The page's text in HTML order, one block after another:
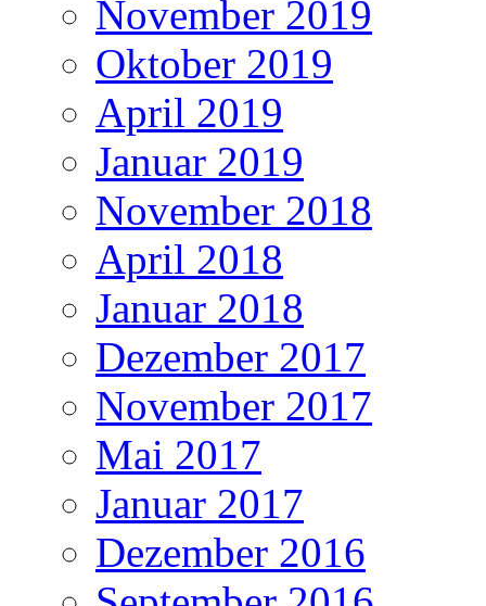
November 2019
Oktober 2019
April 2019
Januar 2019
November 2018
April 2018
Januar 2018
Dezember 2017
November 2017
Mai 2017
Januar 2017
Dezember 2016